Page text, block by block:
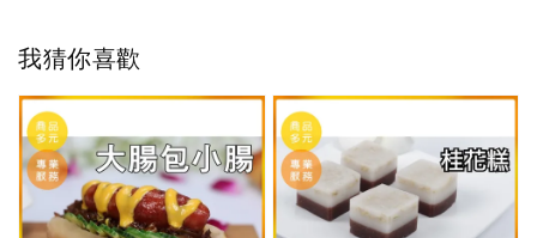
我猜你喜歡